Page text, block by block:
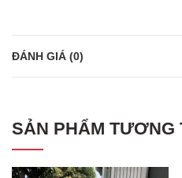
ĐÁNH GIÁ (0)
SẢN PHẨM TƯƠNG